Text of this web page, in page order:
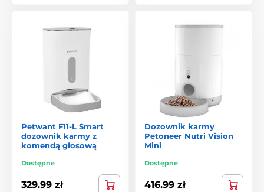
Petwant F11-L Smart
dozownik karmy z
komendą głosową
Dostępne
329.99 zł
Dozownik karmy
Petoneer Nutri Vision
Mini
Dostępne
416.99 zł